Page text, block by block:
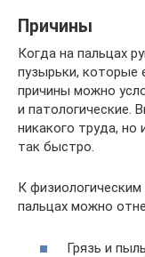
Причины
Когда на пальцах
пузырьки,
причины можно
и патологические.
никакого труда, но
так быстро.
К
пальцах можно
Грязь и